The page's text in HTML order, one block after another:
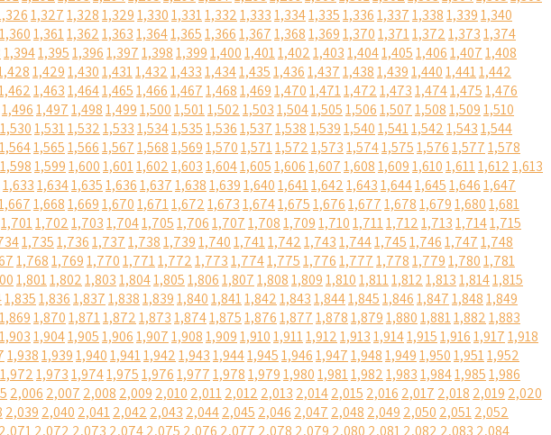
1,3271,3281,3291,3301,3311,3321,3331,3341,3351,3361,3371,3381,3391,340
1,3601,3611,3621,3631,3641,3651,3661,3671,3681,3691,3701,3711,3721,3731,374
1,3941,3951,3961,3971,3981,3991,4001,4011,4021,4031,4041,4051,4061,4071,408
1,4291,4301,4311,4321,4331,4341,4351,4361,4371,4381,4391,4401,4411,442
1,4631,4641,4651,4661,4671,4681,4691,4701,4711,4721,4731,4741,4751,476
1,4961,4971,4981,4991,5001,5011,5021,5031,5041,5051,5061,5071,5081,5091,510
1,5301,5311,5321,5331,5341,5351,5361,5371,5381,5391,5401,5411,5421,5431,544
1,5641,5651,5661,5671,5681,5691,5701,5711,5721,5731,5741,5751,5761,5771,578
1,5981,5991,6001,6011,6021,6031,6041,6051,6061,6071,6081,6091,6101,6111,6121,613
1,6331,6341,6351,6361,6371,6381,6391,6401,6411,6421,6431,6441,6451,6461,647
1,6681,6691,6701,6711,6721,6731,6741,6751,6761,6771,6781,6791,6801,681
1,7011,7021,7031,7041,7051,7061,7071,7081,7091,7101,7111,7121,7131,7141,715
1,7351,7361,7371,7381,7391,7401,7411,7421,7431,7441,7451,7461,7471,748
1,7681,7691,7701,7711,7721,7731,7741,7751,7761,7771,7781,7791,7801,781
1,8011,8021,8031,8041,8051,8061,8071,8081,8091,8101,8111,8121,8131,8141,815
1,8351,8361,8371,8381,8391,8401,8411,8421,8431,8441,8451,8461,8471,8481,849
1,8691,8701,8711,8721,8731,8741,8751,8761,8771,8781,8791,8801,8811,8821,883
1,9031,9041,9051,9061,9071,9081,9091,9101,9111,9121,9131,9141,9151,9161,9171,918
1,9381,9391,9401,9411,9421,9431,9441,9451,9461,9471,9481,9491,9501,9511,952
1,9721,9731,9741,9751,9761,9771,9781,9791,9801,9811,9821,9831,9841,9851,986
2,006 2,007 2,008 2,009 2,010 2,0112,012 2,013 2,0142,015 2,016 2,017 2,018 2,019 2,020
2,039 2,040 2,0412,042 2,043 2,0442,045 2,046 2,047 2,048 2,049 2,050 2,0512,052